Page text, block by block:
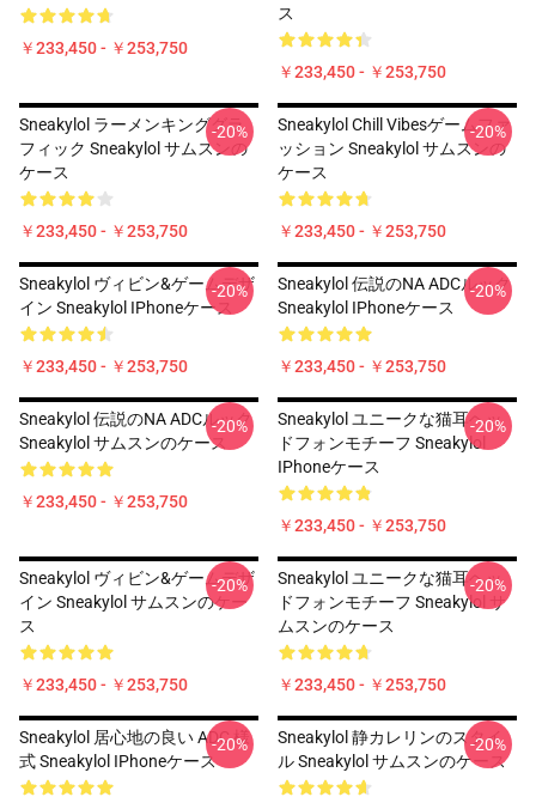
￥233,450 - ￥253,750
ス
￥233,450 - ￥253,750
Sneakylol ラーメンキンググラ
フィック Sneakylol サムスンの
ケース
￥233,450 - ￥253,750
-20%
Sneakylol Chill Vibesゲームファ
ッション Sneakylol サムスンの
ケース
￥233,450 - ￥253,750
-20%
Sneakylol ヴィビン&ゲームデザ
イン Sneakylol IPhoneケース
￥233,450 - ￥253,750
-20%
Sneakylol 伝説のNA ADCルック
Sneakylol IPhoneケース
￥233,450 - ￥253,750
-20%
Sneakylol 伝説のNA ADCルック
Sneakylol サムスンのケース
￥233,450 - ￥253,750
-20%
Sneakylol ユニークな猫耳ヘッ
ドフォンモチーフ Sneakylol
IPhoneケース
￥233,450 - ￥253,750
-20%
Sneakylol ヴィビン&ゲームデザ
イン Sneakylol サムスンのケー
ス
￥233,450 - ￥253,750
-20%
Sneakylol ユニークな猫耳ヘッ
ドフォンモチーフ Sneakylol サ
ムスンのケース
￥233,450 - ￥253,750
-20%
Sneakylol 居心地の良い ADC 様
式 Sneakylol IPhoneケース
-20%
Sneakylol 静カレリンのスタイ
ル Sneakylol サムスンのケース
-20%